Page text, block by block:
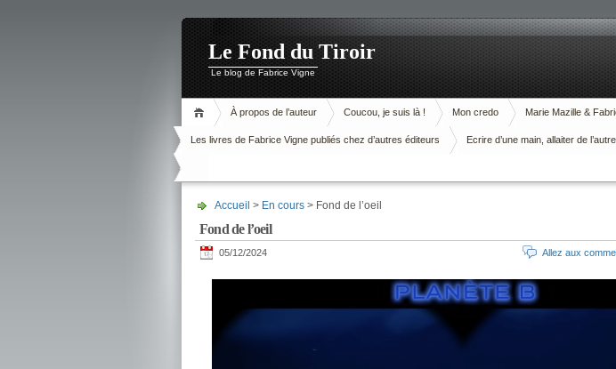
Le Fond du Tiroir
Le blog de Fabrice Vigne
À propos de l’auteur Coucou, je suis là ! Mon credo Marie Mazille &
Les livres de Fabrice Vigne publiés chez d’autres éditeurs Ecrire d’une main, allaiter de l’autre
Accueil > En cours > Fond de l’oeil
Fond de l’oeil
05/12/2024 Allez aux